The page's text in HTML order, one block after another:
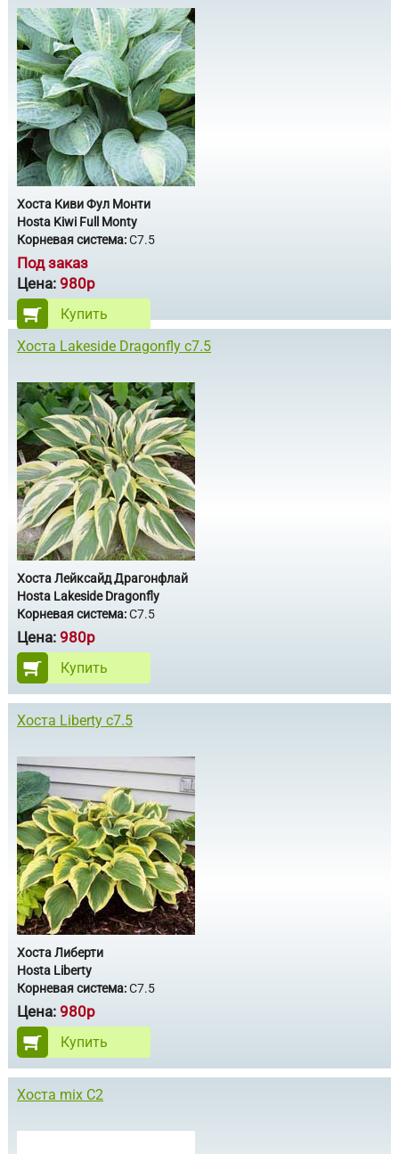
Хоста Киви Фул Монти
Hosta Kiwi Full Monty
Корневая система:С7.5
Под заказ
Цена: 980р
Купить
Хоста Lakeside Dragonfly с7.5
Хоста Лейксайд Драгонфлай
Hosta Lakeside Dragonfly
Корневая система:С7.5
Цена: 980р
Купить
Хоста Liberty с7.5
Хоста Либерти
Hosta Liberty
Корневая система:С7.5
Цена: 980р
Купить
Хоста mix С2